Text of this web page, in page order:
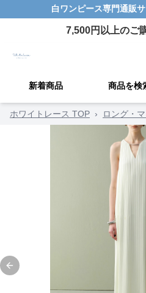
白ワンピース専門通販サ
7,500円以上のご
新着商品 商品を検
ホワイトレース TOP › ロング・
Previous slide